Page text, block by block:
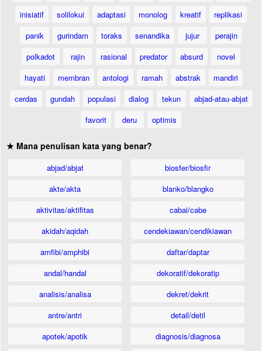
inisiatif
solilokui adaptasi monolog kreatif
replikasi
panik
gurindam toraks senandika jujur
perajin
polkadot
rajin rasional predator absurd
novel
hayati
membran antologi ramah abstrak
mandiri
cerdas
gundah populasi dialog tekun
abjad-atau-abjat
favorit
deru optimis
★ Mana penulisan kata yang benar?
abjad/abjat
akte/akta
aktivitas/aktifitas
akidah/aqidah
amfibi/amphibi
andal/handal
analisis/analisa
antre/antri
apotek/apotik
biosfer/biosfir
blanko/blangko
cabai/cabe
cendekiawan/cendikiawan
daftar/daptar
dekoratif/dekoratip
dekret/dekrit
detail/detil
diagnosis/diagnosa